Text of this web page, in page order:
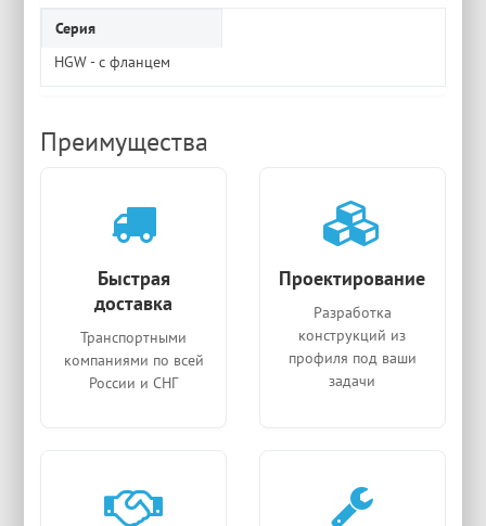
Серия
HGW - с фланцем
Преимущества
Быстрая
доставка
Транспортными
компаниями по всей
России и СНГ
Проектирование
Разработка
конструкций из
профиля под ваши
задачи